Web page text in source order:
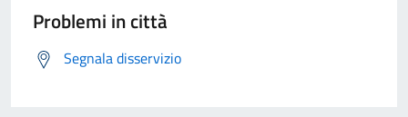
Problemi in città
Segnala disservizio